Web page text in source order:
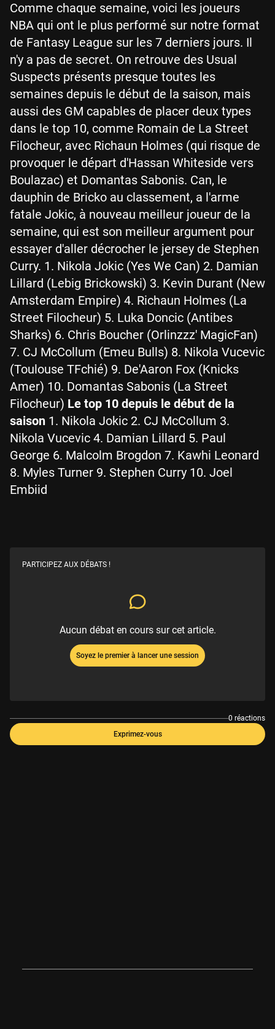
Comme chaque semaine, voici les joueurs
NBA qui ont le plus performé sur notre format
de Fantasy League sur les 7 derniers jours. Il
n'y a pas de secret. On retrouve des Usual
Suspects présents presque toutes les
semaines depuis le début de la saison, mais
aussi des GM capables de placer deux types
dans le top 10, comme Romain de La Street
Filocheur, avec Richaun Holmes (qui risque de
provoquer le départ d'Hassan Whiteside vers
Boulazac) et Domantas Sabonis. Can, le
dauphin de Bricko au classement, a l'arme
fatale Jokic, à nouveau meilleur joueur de la
semaine, qui est son meilleur argument pour
essayer d'aller décrocher le jersey de Stephen
Curry. 1. Nikola Jokic (Yes We Can) 2. Damian
Lillard (Lebig Brickowski) 3. Kevin Durant (New
Amsterdam Empire) 4. Richaun Holmes (La
Street Filocheur) 5. Luka Doncic (Antibes
Sharks) 6. Chris Boucher (Orlinzzz' MagicFan)
7. CJ McCollum (Emeu Bulls) 8. Nikola Vucevic
(Toulouse TFchié) 9. De'Aaron Fox (Knicks
Amer) 10. Domantas Sabonis (La Street
Filocheur) Le top 10 depuis le début de la
saison 1. Nikola Jokic 2. CJ McCollum 3.
Nikola Vucevic 4. Damian Lillard 5. Paul
George 6. Malcolm Brogdon 7. Kawhi Leonard
8. Myles Turner 9. Stephen Curry 10. Joel
Embiid
PARTICIPEZ AUX DÉBATS !
Aucun débat en cours sur cet article.
Soyez le premier à lancer une session
0 réactions
Exprimez-vous